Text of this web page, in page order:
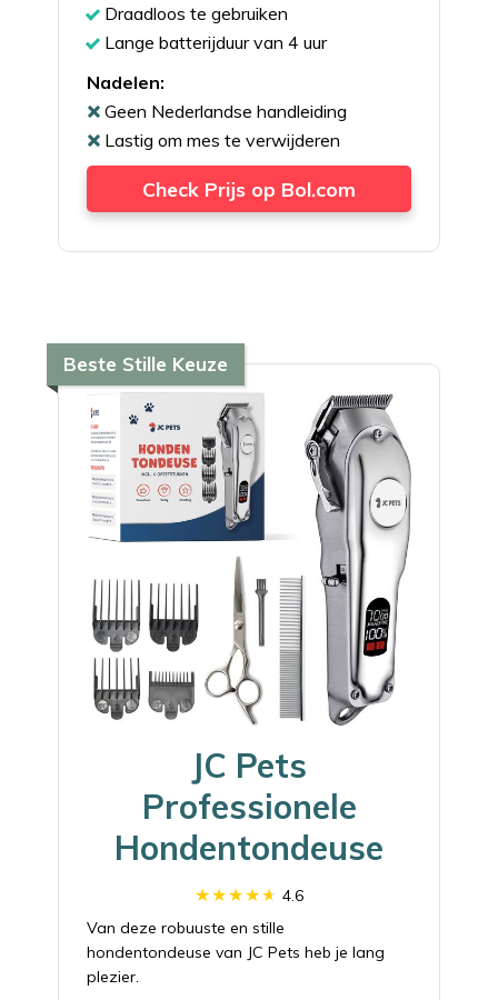
Draadloos te gebruiken
Lange batterijduur van 4 uur
Nadelen:
Geen Nederlandse handleiding
Lastig om mes te verwijderen
Check Prijs op Bol.com
Beste Stille Keuze
JC Pets
Professionele
Hondentondeuse
4.6
Van deze robuuste en stille
hondentondeuse van JC Pets heb je lang
plezier.